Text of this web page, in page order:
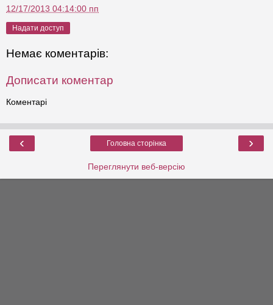
12/17/2013 04:14:00 пп
Надати доступ
Немає коментарів:
Дописати коментар
Коментарі
‹ ›
Головна сторінка
Переглянути веб-версію